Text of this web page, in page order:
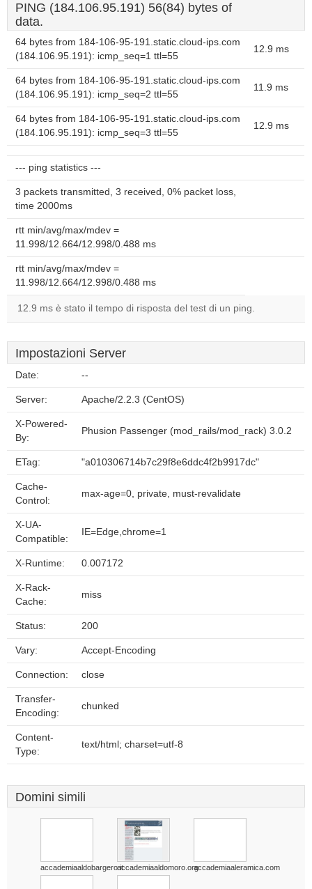
PING (184.106.95.191) 56(84) bytes of
data.
64 bytes from 184-106-95-191.static.cloud-ips.com
(184.106.95.191): icmp_seq=1 ttl=55
12.9 ms
64 bytes from 184-106-95-191.static.cloud-ips.com
(184.106.95.191): icmp_seq=2 ttl=55
11.9 ms
64 bytes from 184-106-95-191.static.cloud-ips.com
(184.106.95.191): icmp_seq=3 ttl=55
12.9 ms
--- ping statistics ---
3 packets transmitted, 3 received, 0% packet loss,
time 2000ms
rtt min/avg/max/mdev =
11.998/12.664/12.998/0.488 ms
rtt min/avg/max/mdev =
11.998/12.664/12.998/0.488 ms
12.9 ms è stato il tempo di risposta del test di un ping.
Impostazioni Server
Date: --
Server: Apache/2.2.3 (CentOS)
X-Powered-
By:
Phusion Passenger (mod_rails/mod_rack) 3.0.2
ETag: "a010306714b7c29f8e6ddc4f2b9917dc"
Cache-
Control:
max-age=0, private, must-revalidate
X-UA-
Compatible:
IE=Edge,chrome=1
X-Runtime: 0.007172
X-Rack-
Cache:
miss
Status: 200
Vary: Accept-Encoding
Connection: close
Transfer-
Encoding:
chunked
Content-
Type:
text/html; charset=utf-8
Domini simili
accademiaaldobargero.itaccademiaaldomoro.orgaccademiaaleramica.com